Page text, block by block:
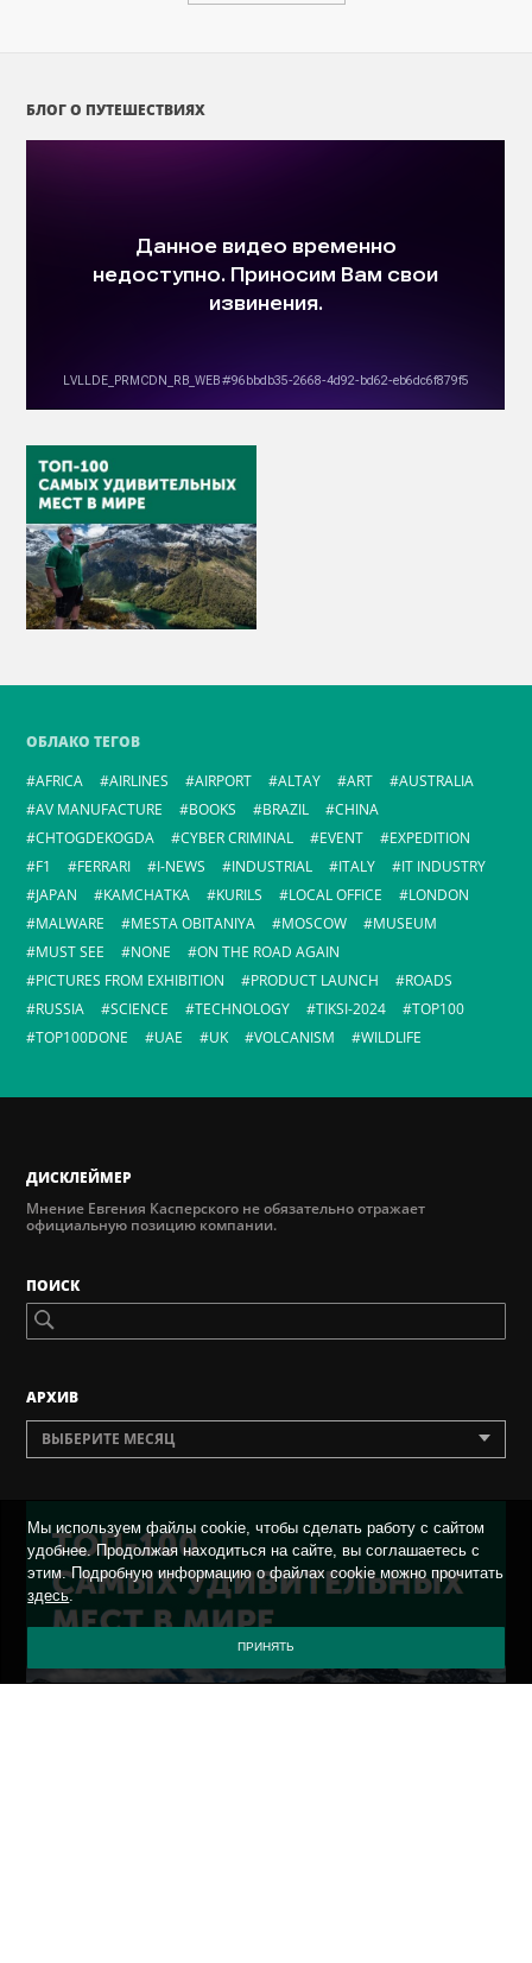
БЛОГ О ПУТЕШЕСТВИЯХ
ОБЛАКО ТЕГОВ
AFRICA
AIRLINES AIRPORT ALTAY ART
AUSTRALIA
AV MANUFACTURE
BOOKS BRAZIL
CHINA
CHTOGDEKOGDA
CYBER CRIMINAL EVENT
EXPEDITION
F1
FERRARI I-NEWS INDUSTRIAL ITALY
IT INDUSTRY
JAPAN
KAMCHATKA KURILS LOCAL OFFICE
LONDON
MALWARE
MESTA OBITANIYA MOSCOW
MUSEUM
MUST SEE
NONE
ON THE ROAD AGAIN
PICTURES FROM EXHIBITION
PRODUCT LAUNCH
ROADS
RUSSIA
SCIENCE TECHNOLOGY TIKSI-2024
TOP100
TOP100DONE
UAE UK VOLCANISM WILDLIFE
ДИСКЛЕЙМЕР
Мнение Евгения Касперского не обязательно отражает
официальную позицию компании.
ПОИСК
AРХИВ
ВЫБЕРИТЕ МЕСЯЦ
Мы используем файлы cookie, чтобы сделать работу с сайтом
удобнее. Продолжая находиться на сайте, вы соглашаетесь с
этим. Подробную информацию о файлах cookie можно прочитать
здесь.
ПРИНЯТЬ